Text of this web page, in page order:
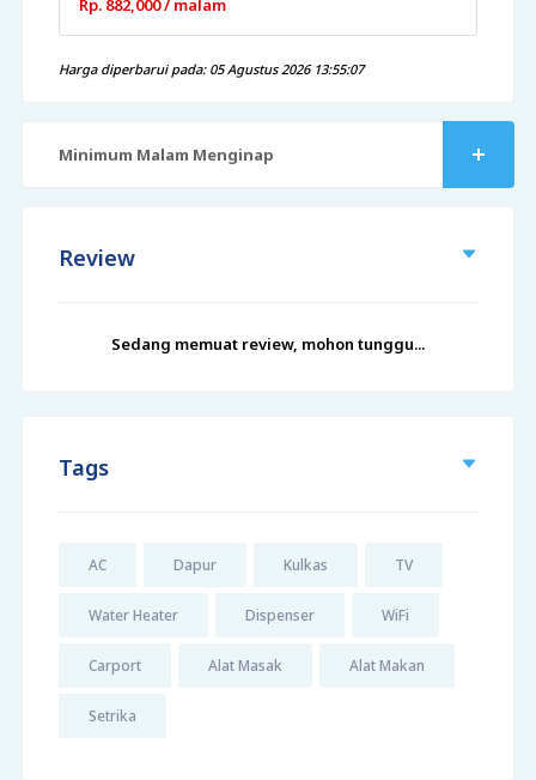
Rp. 882,000 / malam
Harga diperbarui pada: 05 Agustus 2026 13:55:07
Minimum Malam Menginap
Review
Sedang memuat review, mohon tunggu...
Tags
AC Dapur Kulkas TV
Water Heater Dispenser WiFi
Carport Alat Masak Alat Makan
Setrika